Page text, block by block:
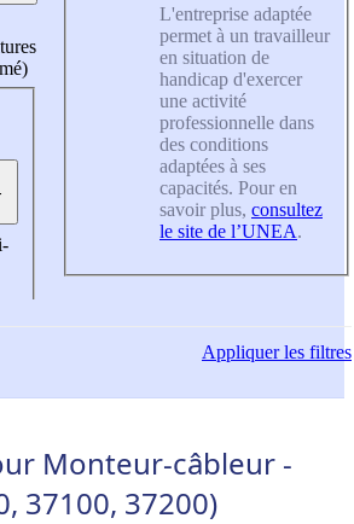
L'entreprise adaptée
permet à un travailleur
en situation de
handicap d'exercer
une activité
professionnelle dans
des conditions
adaptées à ses
capacités. Pour en
savoir plus, consultez
le site de l’UNEA.
Appliquerles filtres
Monteur-câbleur -
37100, 37200)